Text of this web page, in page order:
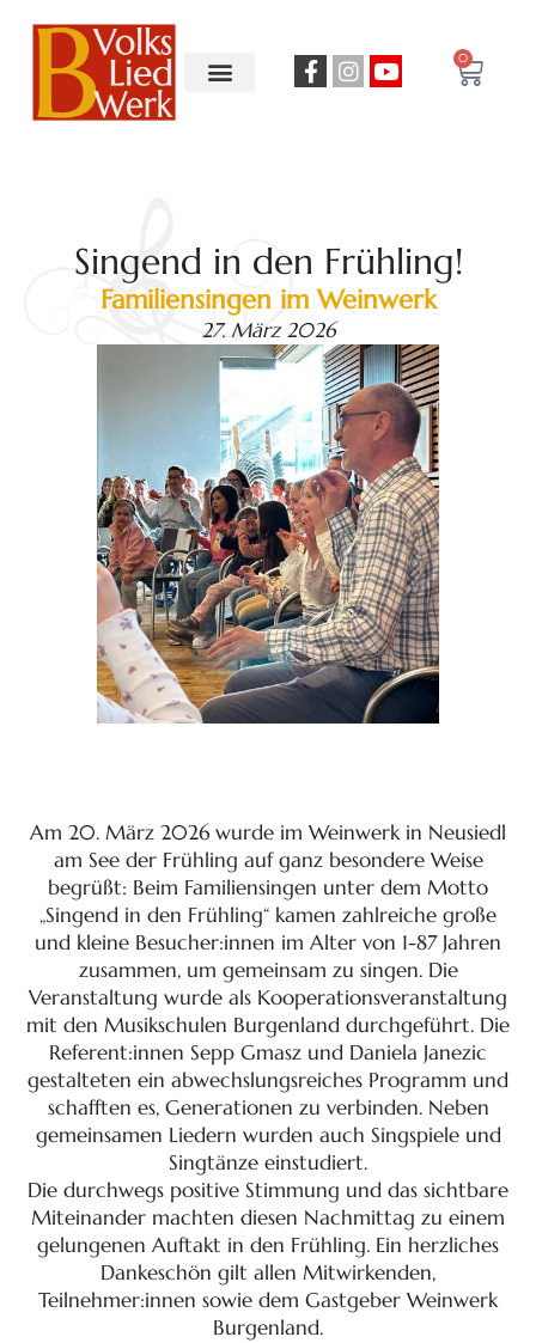
0
Singend in den Frühling!
Familiensingen im Weinwerk
27. März 2026
Am 20. März 2026 wurde im Weinwerk in Neusiedl
am See der Frühling auf ganz besondere Weise
begrüßt: Beim Familiensingen unter dem Motto
„Singend in den Frühling“ kamen zahlreiche große
und kleine Besucher:innen im Alter von 1-87 Jahren
zusammen, um gemeinsam zu singen. Die
Veranstaltung wurde als Kooperationsveranstaltung
mit den Musikschulen Burgenland durchgeführt. Die
Referent:innen Sepp Gmasz und Daniela Janezic
gestalteten ein abwechslungsreiches Programm und
schafften es, Generationen zu verbinden. Neben
gemeinsamen Liedern wurden auch Singspiele und
Singtänze einstudiert.
Die durchwegs positive Stimmung und das sichtbare
Miteinander machten diesen Nachmittag zu einem
gelungenen Auftakt in den Frühling. Ein herzliches
Dankeschön gilt allen Mitwirkenden,
Teilnehmer:innen sowie dem Gastgeber Weinwerk
Burgenland.